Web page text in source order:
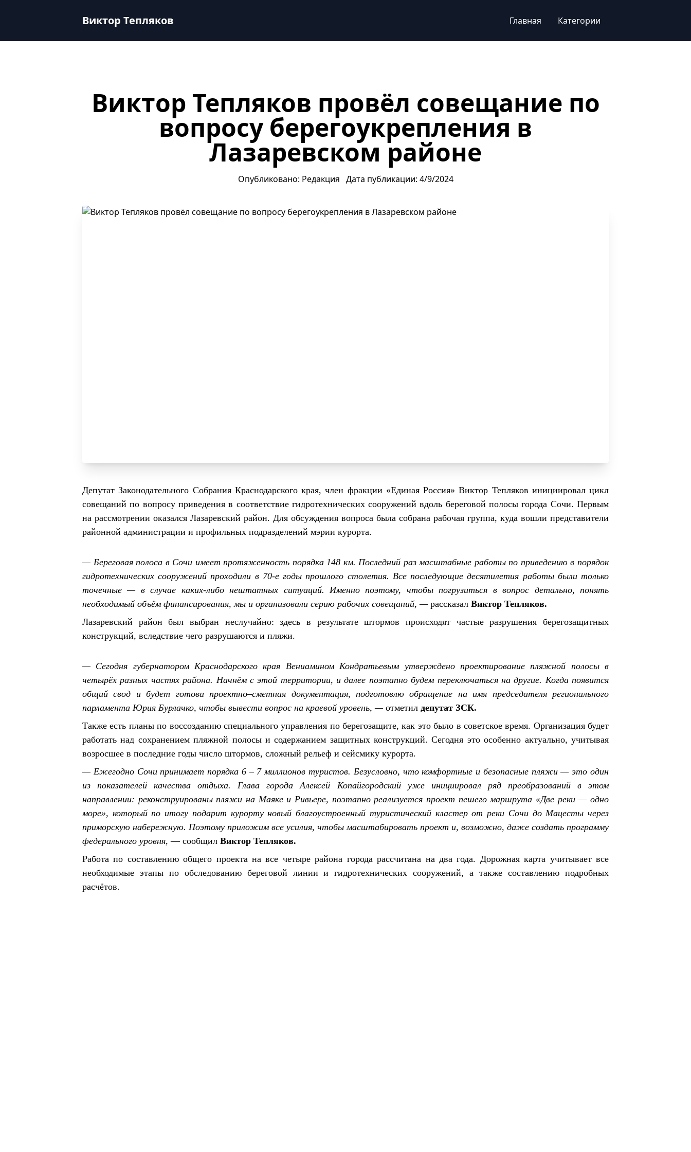
Виктор Тепляков Главная Категории
Виктор Тепляков провёл совещание по
вопросу берегоукрепления в
Лазаревском районе
Опубликовано: Редакция Дата публикации: 4/9/2024
Депутат Законодательного Собрания Краснодарского края, член фракции «Единая Россия» Виктор Тепляков инициировал цикл
совещаний по вопросу приведения в соответствие гидротехнических сооружений вдоль береговой полосы города Сочи. Первым
на рассмотрении оказался Лазаревский район. Для обсуждения вопроса была собрана рабочая группа, куда вошли представители
районной администрации и профильных подразделений мэрии курорта.
— Береговая полоса в Сочи имеет протяженность порядка 148 км. Последний раз масштабные работы по приведению в порядок
гидротехнических сооружений проходили в 70-е годы прошлого столетия. Все последующие десятилетия работы были только
точечные — в случае каких-либо нештатных ситуаций. Именно поэтому, чтобы погрузиться в вопрос детально, понять
необходимый объём финансирования, мы и организовали серию рабочих совещаний, — рассказал Виктор Тепляков.
Лазаревский район был выбран неслучайно: здесь в результате штормов происходят частые разрушения берегозащитных
конструкций, вследствие чего разрушаются и пляжи.
— Сегодня губернатором Краснодарского края Вениамином Кондратьевым утверждено проектирование пляжной полосы в
четырёх разных частях района. Начнём с этой территории, и далее поэтапно будем переключаться на другие. Когда появится
общий свод и будет готова проектно–сметная документация, подготовлю обращение на имя председателя регионального
парламента Юрия Бурлачко, чтобы вывести вопрос на краевой уровень, — отметил депутат ЗСК.
Также есть планы по воссозданию специального управления по берегозащите, как это было в советское время. Организация будет
работать над сохранением пляжной полосы и содержанием защитных конструкций. Сегодня это особенно актуально, учитывая
возросшее в последние годы число штормов, сложный рельеф и сейсмику курорта.
— Ежегодно Сочи принимает порядка 6 – 7 миллионов туристов. Безусловно, что комфортные и безопасные пляжи — это один
из показателей качества отдыха. Глава города Алексей Копайгородский уже инициировал ряд преобразований в этом
направлении: реконструированы пляжи на Маяке и Ривьере, поэтапно реализуется проект пешего маршрута «Две реки — одно
море», который по итогу подарит курорту новый благоустроенный туристический кластер от реки Сочи до Мацесты через
приморскую набережную. Поэтому приложим все усилия, чтобы масштабировать проект и, возможно, даже создать программу
федерального уровня, — сообщил Виктор Тепляков.
Работа по составлению общего проекта на все четыре района города рассчитана на два года. Дорожная карта учитывает все
необходимые этапы по обследованию береговой линии и гидротехнических сооружений, а также составлению подробных
расчётов.